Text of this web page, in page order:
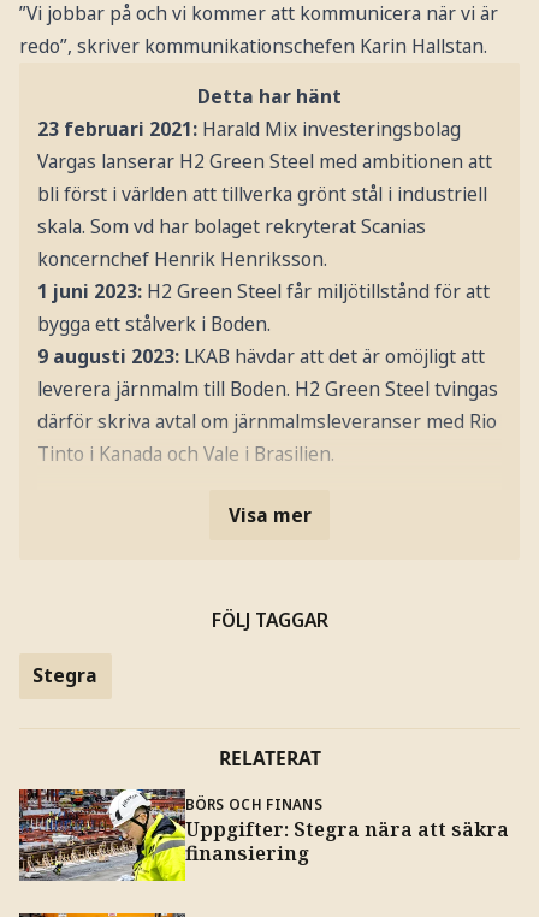
”Vi jobbar på och vi kommer att kommunicera när vi är
redo”, skriver kommunikationschefen Karin Hallstan.
Detta har hänt
23 februari 2021: Harald Mix investeringsbolag
Vargas lanserar H2 Green Steel med ambitionen att
bli först i världen att tillverka grönt stål i industriell
skala. Som vd har bolaget rekryterat Scanias
koncernchef Henrik Henriksson.
1 juni 2023: H2 Green Steel får miljötillstånd för att
bygga ett stålverk i Boden.
9 augusti 2023: LKAB hävdar att det är omöjligt att
leverera järnmalm till Boden. H2 Green Steel tvingas
därför skriva avtal om järnmalmsleveranser med Rio
Tinto i Kanada och Vale i Brasilien.
Visa mer
FÖLJ TAGGAR
Stegra
RELATERAT
BÖRS OCH FINANS
Uppgifter: Stegra nära att säkra
finansiering